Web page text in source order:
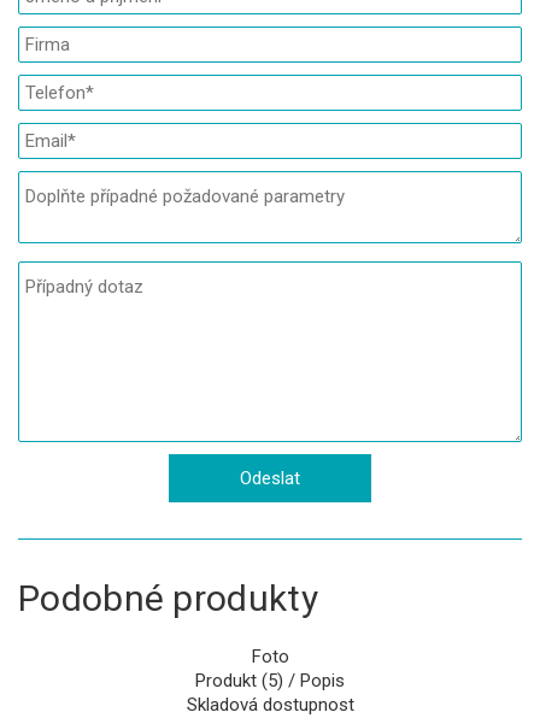
Podobné produkty
Foto
Produkt (5) / Popis
Skladová dostupnost